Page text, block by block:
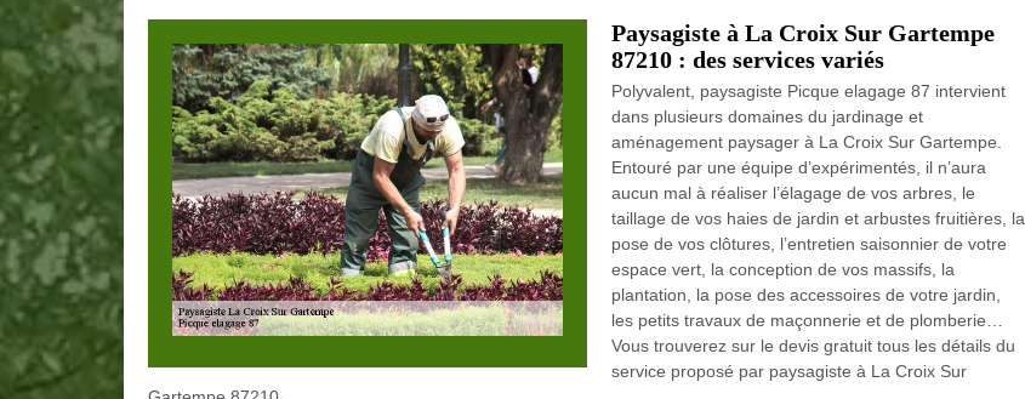
Paysagiste à La Croix Sur Gartempe
87210 : des services variés
Polyvalent, paysagiste Picque elagage 87 intervient
dans plusieurs domaines du jardinage et
aménagement paysager à La Croix Sur Gartempe.
Entouré par une équipe d’expérimentés, il n’aura
aucun mal à réaliser l’élagage de vos arbres, le
taillage de vos haies de jardin et arbustes fruitières, la
pose de vos clôtures, l’entretien saisonnier de votre
espace vert, la conception de vos massifs, la
plantation, la pose des accessoires de votre jardin,
les petits travaux de maçonnerie et de plomberie…
Vous trouverez sur le devis gratuit tous les détails du
service proposé par paysagiste à La Croix Sur